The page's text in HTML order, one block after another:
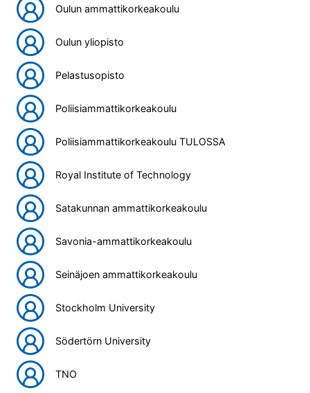
Oulun ammattikorkeakoulu
Oulun yliopisto
Pelastusopisto
Poliisiammattikorkeakoulu
Poliisiammattikorkeakoulu TULOSSA
Royal Institute of Technology
Satakunnan ammattikorkeakoulu
Savonia-ammattikorkeakoulu
Seinäjoen ammattikorkeakoulu
Stockholm University
Södertörn University
TNO